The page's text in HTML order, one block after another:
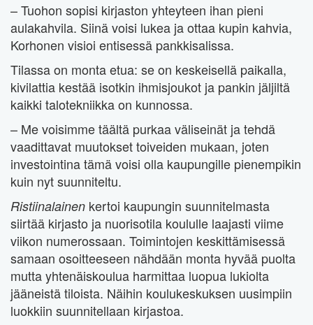
– Tuohon sopisi kirjaston yhteyteen ihan pieni
aulakahvila. Siinä voisi lukea ja ottaa kupin kahvia,
Korhonen visioi entisessä pankkisalissa.
Tilassa on monta etua: se on keskeisellä paikalla,
kivilattia kestää isotkin ihmisjoukot ja pankin jäljiltä
kaikki talotekniikka on kunnossa.
– Me voisimme täältä purkaa väliseinät ja tehdä
vaadittavat muutokset toiveiden mukaan, joten
investointina tämä voisi olla kaupungille pienempikin
kuin nyt suunniteltu.
Ristiinalainen kertoi kaupungin suunnitelmasta
siirtää kirjasto ja nuorisotila koululle laajasti viime
viikon numerossaan. Toimintojen keskittämisessä
samaan osoitteeseen nähdään monta hyvää puolta
mutta yhtenäiskoulua harmittaa luopua lukiolta
jääneistä tiloista. Näihin koulukeskuksen uusimpiin
luokkiin suunnitellaan kirjastoa.